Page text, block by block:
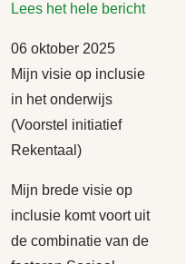
Lees het hele bericht
06 oktober 2025
Mijn visie op inclusie
in het onderwijs
(Voorstel initiatief
Rekentaal)
Mijn brede visie op
inclusie komt voort uit
de combinatie van de